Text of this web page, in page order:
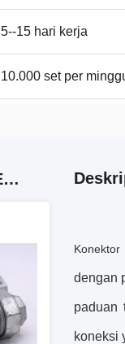
5--15 hari kerja
10.000 set per
PRODUK-PRODUK TERKAIT
dengan
paduan
koneksi